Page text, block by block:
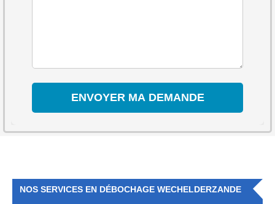
NOS SERVICES EN DÉBOCHAGE WECHELDERZANDE